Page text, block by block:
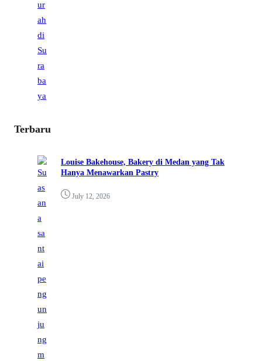
Terbaru
Louise Bakehouse, Bakery di Medan yang Tak
Hanya Menawarkan Pastry
July 12, 2026